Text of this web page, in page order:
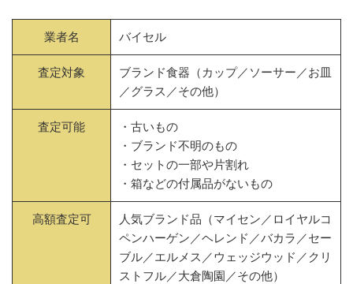
業者名 バイセル
査定対象
ブランド食器（カップ／ソーサー／お皿
／グラス／その他）
査定可能
・古いもの
・ブランド不明のもの
・セットの一部や片割れ
・箱などの付属品がないもの
高額査定可
人気ブランド品（マイセン／ロイヤルコ
ペンハーゲン／ヘレンド／バカラ／セー
ブル／エルメス／ウェッジウッド／クリ
ストフル／大倉陶園／その他）